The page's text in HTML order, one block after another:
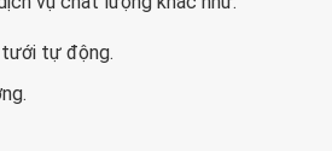
tự động.